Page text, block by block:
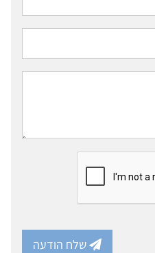
שלח הודעה